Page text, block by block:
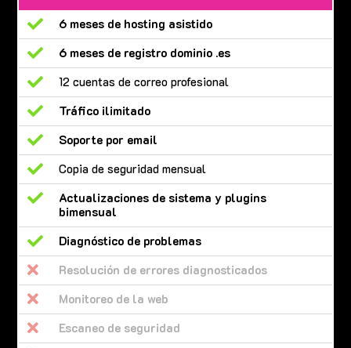
 6 meses de hosting asistido
 6 meses de registro dominio .es
 12 cuentas de correo profesional
 Tráfico ilimitado
 Soporte por email
 Copia de seguridad mensual

Actualizaciones de sistema y plugins
bimensual
 Diagnóstico de problemas
 Resolución de errores diagnosticados
 Monitoreo de la web
 Escaneo de seguridad